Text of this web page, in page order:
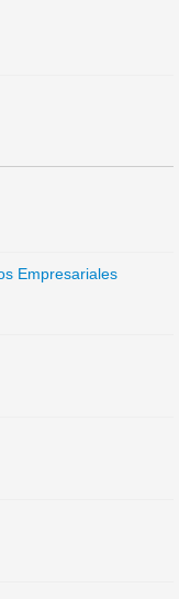
Empresariales